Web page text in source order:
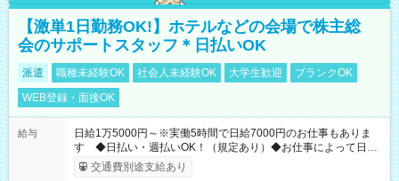
【激単1日勤務OK!】ホテルなどの会場で株主総
会のサポートスタッフ＊日払いOK
派遣 職種未経験OK 社会人未経験OK 大学生歓迎
ブランクOK
WEB登録・面接OK
給与
日給1万5000円～※実働5時間で日給7000円のお仕事もありま
す ◆日払い・週払いOK！（規定あり）◆お仕事によって日給
も異なります
交通費別途支給あり